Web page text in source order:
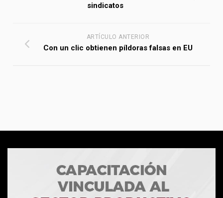
sindicatos
ARTÍCULO ANTERIOR
Con un clic obtienen píldoras falsas en EU